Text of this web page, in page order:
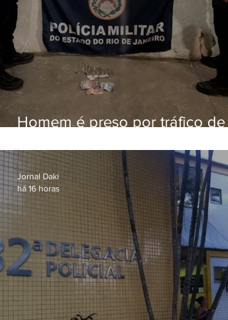
Homem é preso por tráfico de
Jornal Daki
há 16 horas